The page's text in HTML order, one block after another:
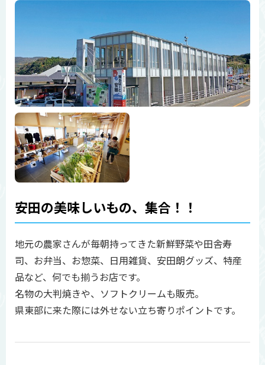
安田の美味しいもの、集合！！
地元の農家さんが毎朝持ってきた新鮮野菜や田舎寿
司、お弁当、お惣菜、日用雑貨、安田朗グッズ、特産
品など、何でも揃うお店です。
名物の大判焼きや、ソフトクリームも販売。
県東部に来た際には外せない立ち寄りポイントです。